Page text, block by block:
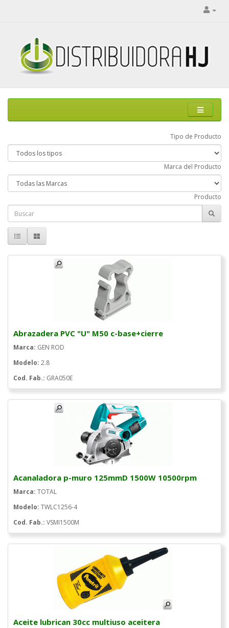
Tipo de Producto
Marca del Producto
Producto
Abrazadera PVC "U" M50 c-base+cierre
Marca: GEN ROD
Modelo: 2.8
Cod. Fab.: GRA050E
Acanaladora p-muro 125mmD 1500W 10500rpm
Marca: TOTAL
Modelo: TWLC1256-4
Cod. Fab.: VSMI1500M
Aceite lubrican 30cc multiuso aceitera